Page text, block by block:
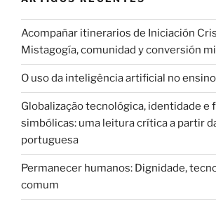
Acompañar itinerarios de Iniciación
Mistagogía, comunidad y conversión
O uso da inteligência artificial no
Globalização tecnológica, identidade e
simbólicas: uma leitura crítica a partir
portuguesa
Permanecer humanos: Dignidade,
comum